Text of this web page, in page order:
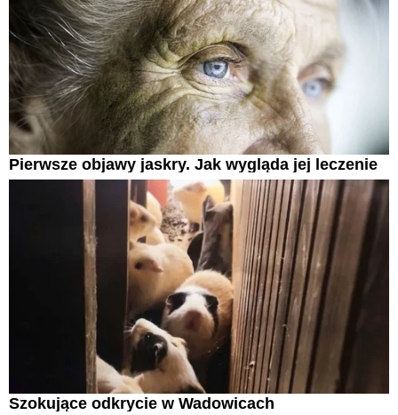
Pierwsze objawy jaskry. Jak wygląda jej leczenie
Szokujące odkrycie w Wadowicach